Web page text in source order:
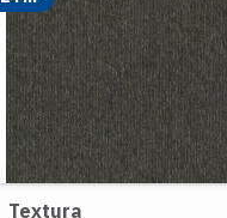
Textura